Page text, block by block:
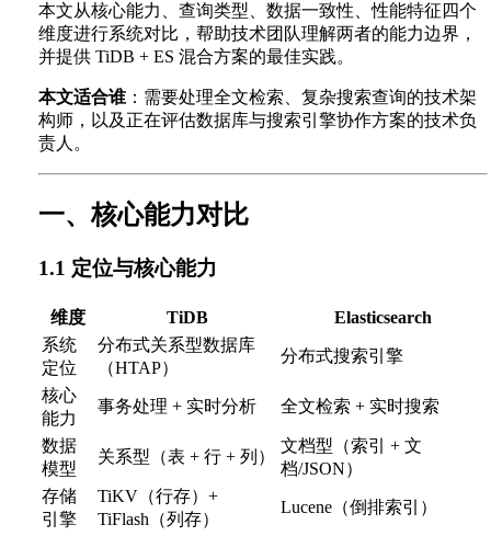
本文从核心能力、查询类型、数据一致性、性能特征四个
维度进行系统对比，帮助技术团队理解两者的能力边界，
并提供 TiDB + ES 混合方案的最佳实践。
本文适合谁：需要处理全文检索、复杂搜索查询的技术架
构师，以及正在评估数据库与搜索引擎协作方案的技术负
责人。
一、核心能力对比
1.1 定位与核心能力
维度 TiDB
Elasticsearch
系统
定位
分布式关系型数据库
（HTAP）
分布式搜索引擎
核心
能力
事务处理 + 实时分析 全文检索 + 实时搜索
数据
模型
关系型（表 + 行 + 列）
文档型（索引 + 文
档/JSON）
存储
引擎
TiKV（行存）+
TiFlash（列存）
Lucene（倒排索引）